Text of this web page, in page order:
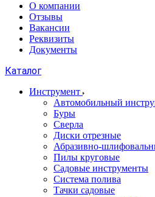
О компании
Отзывы
Вакансии
Реквизиты
Документы
Каталог
Инструмент
Автомобильный
Буры
Сверла
Диски отрезные
Абразивно-
Пилы круговые
Садовые инструменты
Система полива
Тачки садовые